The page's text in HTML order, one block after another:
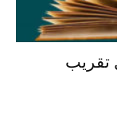
تقريب